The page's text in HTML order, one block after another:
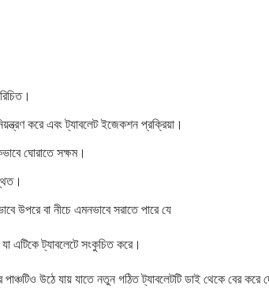
করে এবং ট্যাবলেট ইজেকশন প্রক্রিয়া।
ঘোরাতে সক্ষম।
উপরে বা নীচে এমনভাবে সরাতে পারে যে
এটিকে ট্যাবলেটে সংকুচিত করে।
উঠে যায় যাতে নতুন গঠিত ট্যাবলেটটি ডাই থেকে বের করে